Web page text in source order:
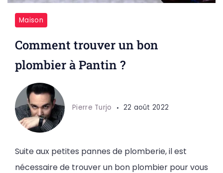
Maison
Comment trouver un bon
plombier à Pantin ?
Pierre Turjo 22 août 2022
Suite aux petites pannes de plomberie, il est
nécessaire de trouver un bon plombier pour vous